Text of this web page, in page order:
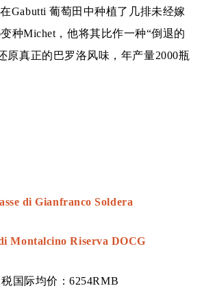
在Gabutti 葡萄田中种植了几排未经嫁
种Michet，他将其比作一种“倒退的
原真正的巴罗洛风味，年产量2000瓶
di Gianfranco Soldera
Montalcino Riserva DOCG
国际均价：6254RMB